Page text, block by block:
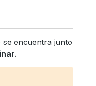
se encuentra junto
.